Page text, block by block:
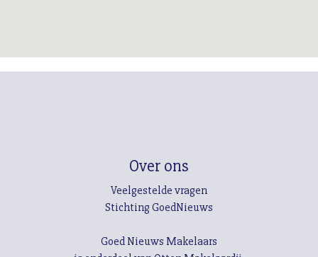
Over ons
Veelgestelde vragen
Stichting GoedNieuws
Goed Nieuws Makelaars